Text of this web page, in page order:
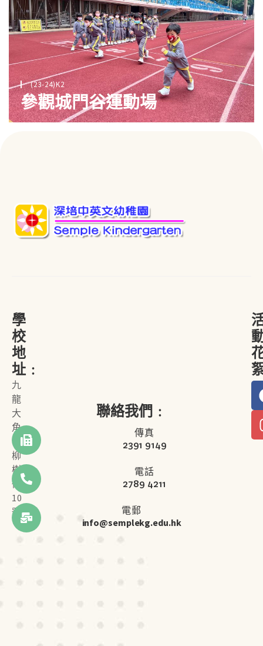
(23-24)K2
參觀城門谷運動場
學
校
地
址﹕
九
龍
大
角
咀
柳
樹
街
10
號
聯絡我們﹕
傳真
2391 9149
電話
2789 4211
電郵
info@semplekg.edu.hk